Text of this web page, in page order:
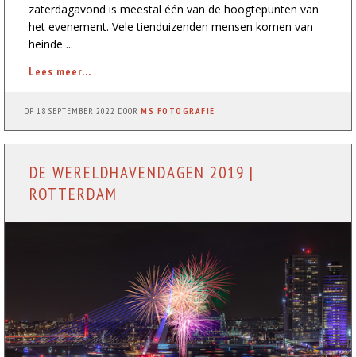
zaterdagavond is meestal één van de hoogtepunten van
het evenement. Vele tienduizenden mensen komen van
heinde ...
Lees meer...
OP18 SEPTEMBER 2022 DOORMS FOTOGRAFIE
DE WERELDHAVENDAGEN 2019 |
ROTTERDAM